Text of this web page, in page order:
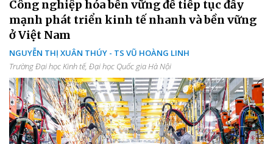
Công nghiệp hóa bền vững để tiếp tục đẩy
mạnh phát triển kinh tế nhanh và bền vững
ở Việt Nam
NGUYỄN THỊ XUÂN THÚY - TS VŨ HOÀNG LINH
Trường Đại học Kinh tế, Đại học Quốc gia Hà Nội